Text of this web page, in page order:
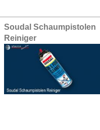
Soudal Schaumpistolen
Reiniger